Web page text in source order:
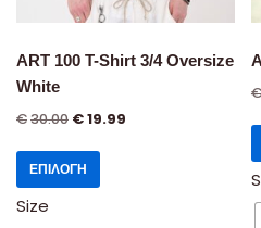
ART 100 T-Shirt 3/4 Oversize
White
€30.00 €19.99
ΕΠΙΛΟΓΉ
Size
€